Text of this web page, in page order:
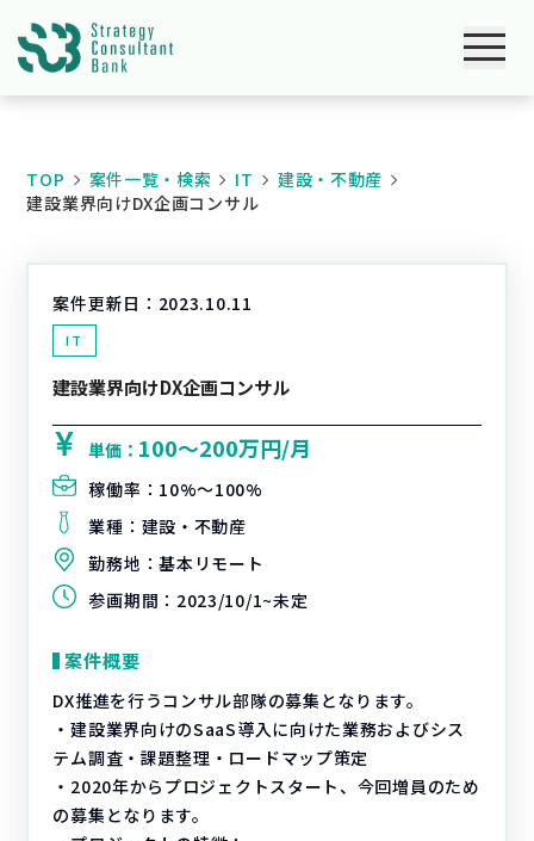
TOP 案件一覧・検索 IT
建設・不動産
建設業界向けDX企画コンサル
案件更新日： 2023.10.11
IT
建設業界向けDX企画コンサル
単価： 100〜200万円/月
稼働率： 10%〜100%
業種： 建設・不動産
勤務地：基本リモート
参画期間： 2023/10/1~未定
案件概要
DX推進を行うコンサル部隊の募集となります。
・建設業界向けのSaaS導入に向けた業務およびシス
テム調査・課題整理・ロードマップ策定
・2020年からプロジェクトスタート、今回増員のため
の募集となります。